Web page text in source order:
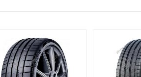
215/45R18 89Y
225/35R18 87Y
225/35R19 88Y